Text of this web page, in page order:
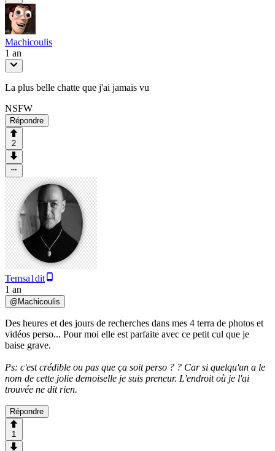
Machicoulis
1 an
La plus belle chatte que j'ai jamais vu
NSFW
Répondre
2
Temsa1dit
1 an
@ Machicoulis
Des heures et des jours de recherches dans mes 4 terra de photos et
vidéos perso... Pour moi elle est parfaite avec ce petit cul que je
baise grave.
Ps: c'est crédible ou pas que ça soit perso ? ? Car si quelqu'un a le
nom de cette jolie demoiselle je suis preneur. L'endroit où je l'ai
trouvée ne dit rien.
Répondre
1